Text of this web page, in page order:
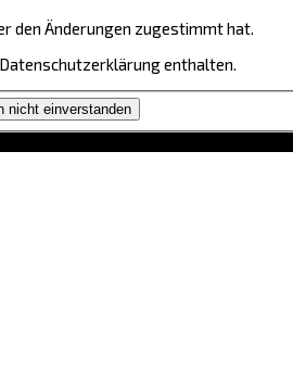
den Änderungen zugestimmt hat.
enthalten.